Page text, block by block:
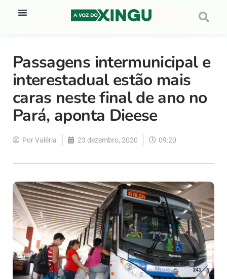
Passagens intermunicipal e
interestadual estão mais
caras neste final de ano no
Pará, aponta Dieese
PorValéria 23 dezembro, 2020 09:20